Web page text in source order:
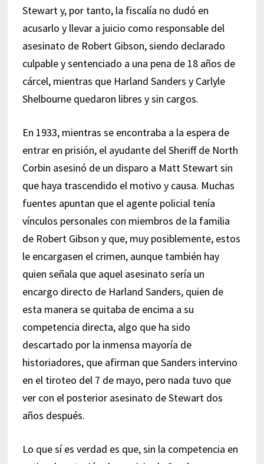
Stewart y, por tanto, la fiscalía no dudó en
acusarlo y llevar a juicio como responsable del
asesinato de Robert Gibson, siendo declarado
culpable y sentenciado a una pena de 18 años de
cárcel, mientras que Harland Sanders y Carlyle
Shelbourne quedaron libres y sin cargos.
En 1933, mientras se encontraba a la espera de
entrar en prisión, el ayudante del Sheriff de North
Corbin asesinó de un disparo a Matt Stewart sin
que haya trascendido el motivo y causa. Muchas
fuentes apuntan que el agente policial tenía
vínculos personales con miembros de la familia
de Robert Gibson y que, muy posiblemente, estos
le encargasen el crimen, aunque también hay
quien señala que aquel asesinato sería un
encargo directo de Harland Sanders, quien de
esta manera se quitaba de encima a su
competencia directa, algo que ha sido
descartado por la inmensa mayoría de
historiadores, que afirman que Sanders intervino
en el tiroteo del 7 de mayo, pero nada tuvo que
ver con el posterior asesinato de Stewart dos
años después.
Lo que sí es verdad es que, sin la competencia en